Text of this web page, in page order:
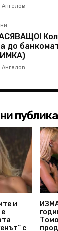
Ангелов
до
Ангелов
и
с